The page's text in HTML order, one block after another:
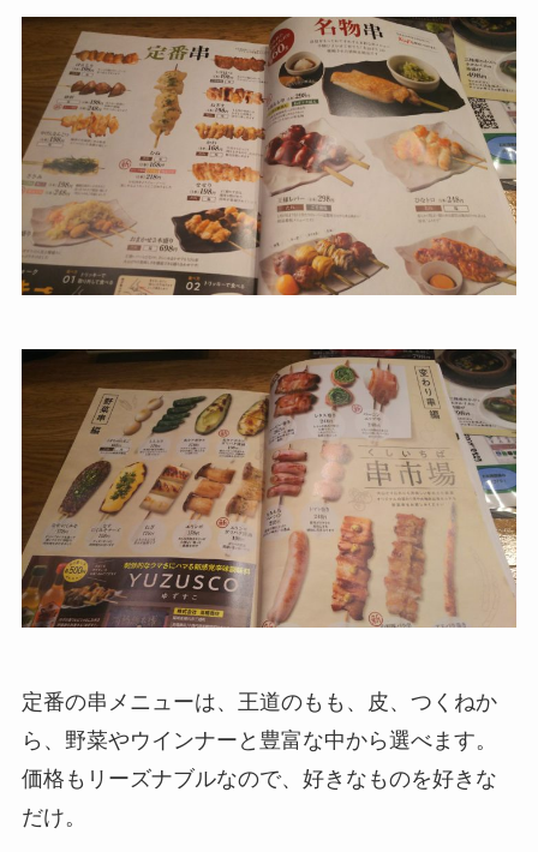
定番の串メニューは、王道のもも、皮、つくねか
ら、野菜やウインナーと豊富な中から選べます。
価格もリーズナブルなので、好きなものを好きな
だけ。